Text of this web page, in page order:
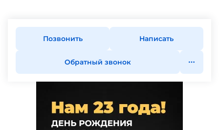
Позвонить Написать
Обратный звонок